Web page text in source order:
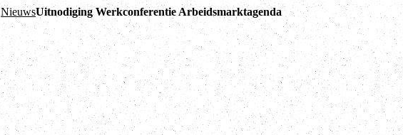
NieuwsUitnodiging Werkconferentie Arbeidsmarktagenda